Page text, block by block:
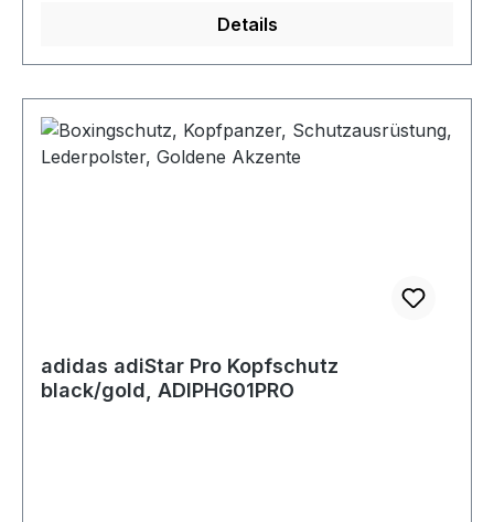
Details
adidas adiStar Pro Kopfschutz
black/gold, ADIPHG01PRO